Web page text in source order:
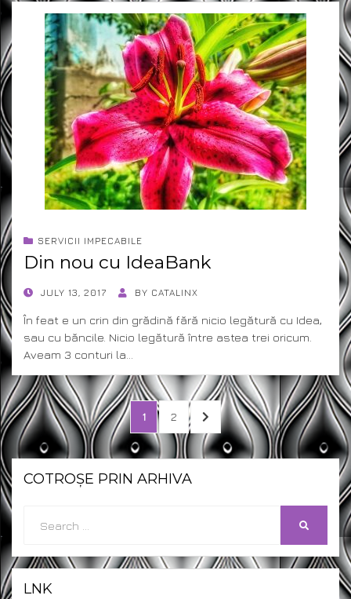
SERVICII IMPECABILE
Din nou cu IdeaBank
POSTED
JULY 13, 2017 BY CATALINX
În feat e un crin din grădină fără nicio legătură cu Idea,
sau cu băncile. Nicio legătură între astea trei oricum.
Aveam 3 conturi la…
Posts
pagination
PAGE
1 PAGE
2
NEXT
PAGE
COTROȘE PRIN ARHIVA
SEARCH
LNK